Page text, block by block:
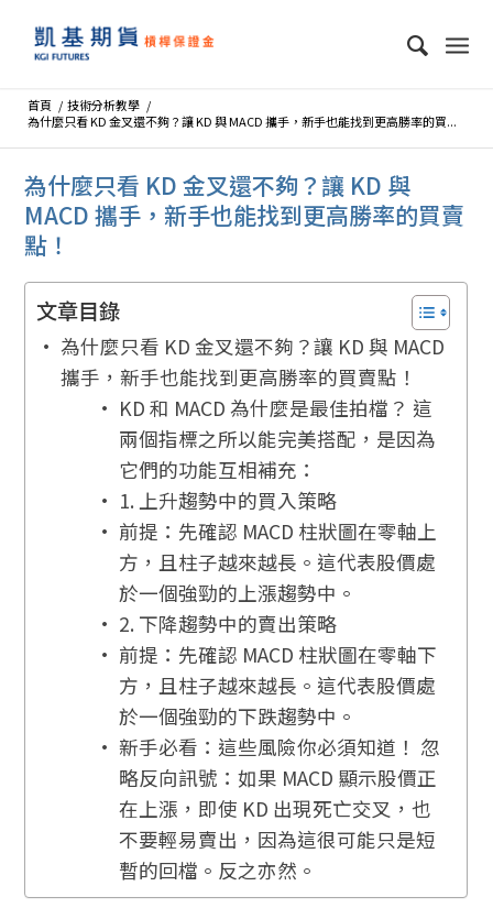
首頁 / 技術分析教學 /
為什麼只看 KD 金叉還不夠？讓 KD 與 MACD 攜手，新手也能找到更高勝率的買...
為什麼只看 KD 金叉還不夠？讓 KD 與
MACD 攜手，新手也能找到更高勝率的買賣
點！
文章目錄
為什麼只看 KD 金叉還不夠？讓 KD 與 MACD
攜手，新手也能找到更高勝率的買賣點！
KD 和 MACD 為什麼是最佳拍檔？ 這
兩個指標之所以能完美搭配，是因為
它們的功能互相補充：
1. 上升趨勢中的買入策略
前提：先確認 MACD 柱狀圖在零軸上
方，且柱子越來越長。這代表股價處
於一個強勁的上漲趨勢中。
2. 下降趨勢中的賣出策略
前提：先確認 MACD 柱狀圖在零軸下
方，且柱子越來越長。這代表股價處
於一個強勁的下跌趨勢中。
新手必看：這些風險你必須知道！ 忽
略反向訊號：如果 MACD 顯示股價正
在上漲，即使 KD 出現死亡交叉，也
不要輕易賣出，因為這很可能只是短
暫的回檔。反之亦然。